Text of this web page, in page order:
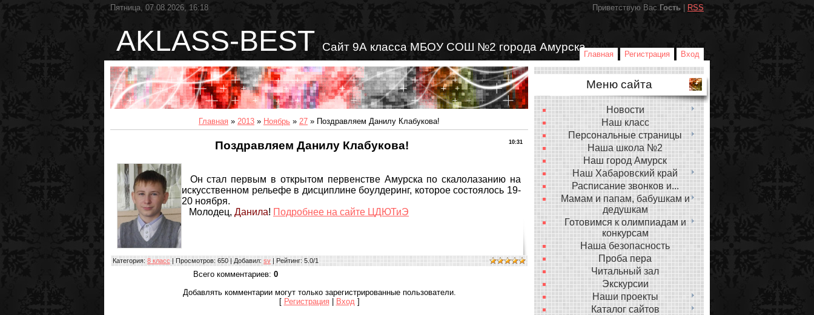
Пятница, 07.08.2026, 16:18 Приветствую Вас Гость RSS
AKLASS-BEST Сайт 9А класса МБОУ СОШ №2 города Амурска
Главная Регистрация Вход
Главная » 2013 » Ноябрь » 27 » Поздравляем Данилу Клабукова!
10:31
Поздравляем Данилу Клабукова!
Он стал первым в открытом первенстве Амурска по скалолазанию на
искусственном рельефе в дисциплине боулдеринг, которое состоялось 19-
20 ноября.
Молодец, Данила! Подробнее на сайте ЦДЮТиЭ
Категория: 8 класс | Просмотров: 650 | Добавил: sv | Рейтинг: 5.0/1
Всего комментариев: 0
Добавлять комментарии могут только зарегистрированные пользователи.
[ Регистрация Вход ]
Меню сайта
Новости
Наш класс
Персональные страницы
Наша школа №2
Наш город Амурск
Наш Хабаровский край
Расписание звонков и...
Мамам и папам, бабушкам и
дедушкам
Готовимся к олимпиадам и
конкурсам
Наша безопасность
Проба пера
Читальный зал
Экскурсии
Наши проекты
Каталог сайтов